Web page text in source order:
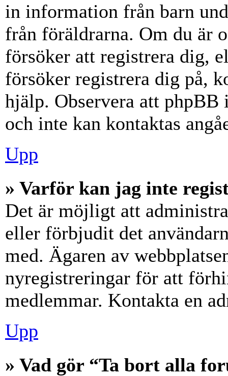
in information från barn
från föräldrarna. Om du är
försöker att registrera dig,
försöker registrera dig på,
hjälp. Observera att
och inte kan kontaktas
Upp
» Varför kan jag inte
Det är möjligt att
eller förbjudit det
med. Ägaren av
nyregistreringar för att
medlemmar. Kontakta en
Upp
» Vad gör “Ta bort alla